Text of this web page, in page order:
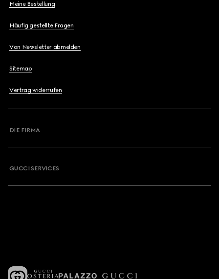
Meine Bestellung
Häufig gestellte Fragen
Von Newsletter abmelden
Sitemap
Vertrag widerrufen
DIE FIRMA
GUCCI SERVICES